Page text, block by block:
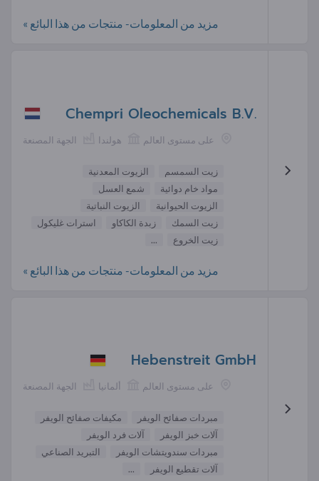
مزيد من المعلومات- منتجات من هذا البائع »
Chempri Oleochemicals B.V.
الجهة المصنعة هولندا على مستوى العالم
زيت السمسم
الزيوت المعدنية
مواد خام دوائية
شمع العسل
الزيوت الحيوانية
الزيوت النباتية
زيت السمك
زبدة الكاكاو
استرات غليكول
زيت الخروع
...
مزيد من المعلومات- منتجات من هذا البائع »
Hebenstreit GmbH
الجهة المصنعة ألمانيا على مستوى العالم
مبردات صفائح الويفر
مكيفات صفائح الويفر
آلات خبز الويفر
آلات فرد الويفر
مبردات سندويتشات الويفر
التبريد الصناعي
آلات تقطيع الويفر
...